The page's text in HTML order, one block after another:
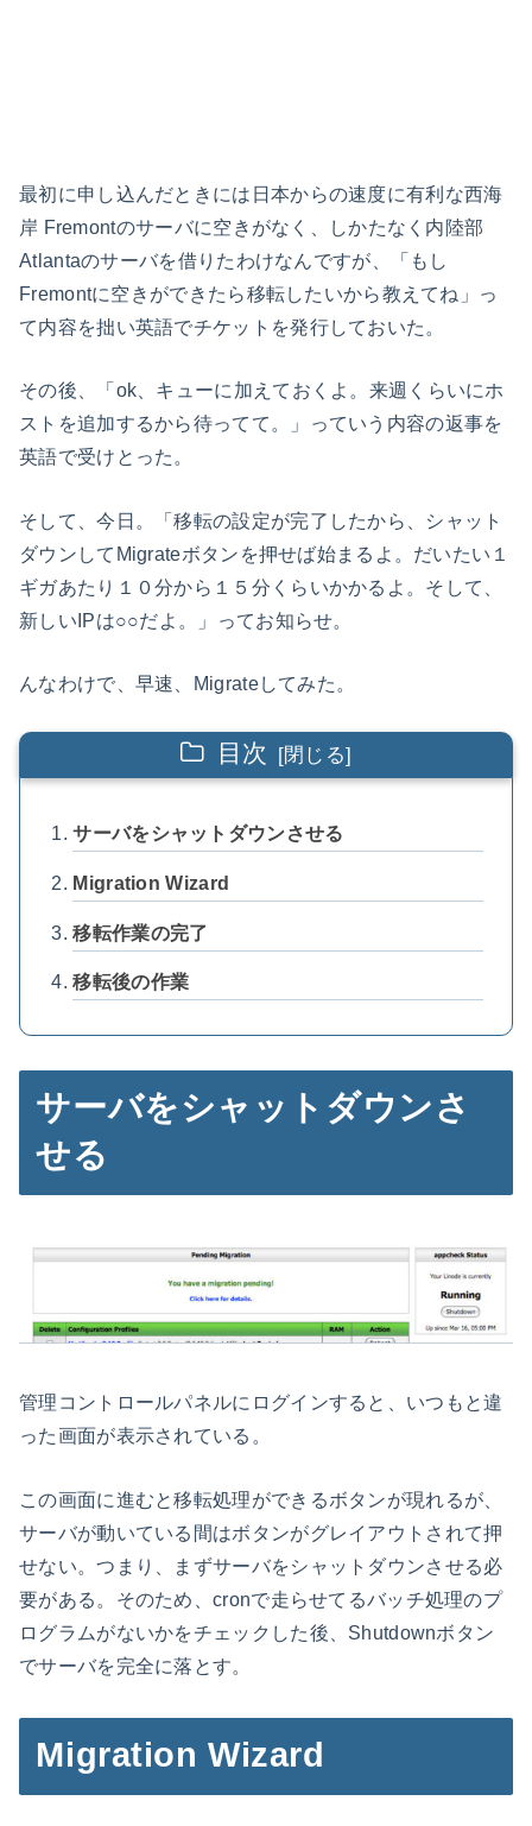
最初に申し込んだときには日本からの速度に有利な西海
岸 Fremontのサーバに空きがなく、しかたなく内陸部
Atlantaのサーバを借りたわけなんですが、「もし
Fremontに空きができたら移転したいから教えてね」っ
て内容を拙い英語でチケットを発行しておいた。
その後、「ok、キューに加えておくよ。来週くらいにホ
ストを追加するから待ってて。」っていう内容の返事を
英語で受けとった。
そして、今日。「移転の設定が完了したから、シャット
ダウンしてMigrateボタンを押せば始まるよ。だいたい１
ギガあたり１０分から１５分くらいかかるよ。そして、
新しいIPは○○だよ。」ってお知らせ。
んなわけで、早速、Migrateしてみた。
目次
サーバをシャットダウンさせる
Migration Wizard
移転作業の完了
移転後の作業
サーバをシャットダウンさ
せる
管理コントロールパネルにログインすると、いつもと違
った画面が表示されている。
この画面に進むと移転処理ができるボタンが現れるが、
サーバが動いている間はボタンがグレイアウトされて押
せない。つまり、まずサーバをシャットダウンさせる必
要がある。そのため、cronで走らせてるバッチ処理のプ
ログラムがないかをチェックした後、Shutdownボタン
でサーバを完全に落とす。
Migration Wizard